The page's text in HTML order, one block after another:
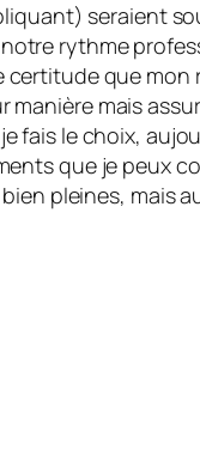
seraient
rythme
que
mais
le choix,
que je
pleines,